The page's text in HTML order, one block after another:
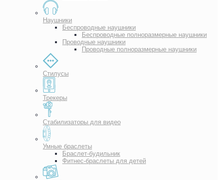
Наушники
Беспроводные наушники
Беспроводные полноразмерные наушники
Проводные наушники
Проводные полноразмерные наушники
Стилусы
Трекеры
Стабилизаторы для видео
Умные браслеты
Браслет-будильник
Фитнес-браслеты для детей